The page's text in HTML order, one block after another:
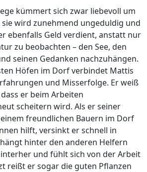
kümmert sich zwar liebevoll um
sie wird zunehmend ungeduldig und
ebenfalls Geld verdient, anstatt nur
zu beobachten – den See, den
seinen Gedanken nachzuhängen.
Höfen im Dorf verbindet Mattis
und Misserfolge. Er weiß
er beim Arbeiten
scheitern wird. Als er seiner
freundlichen Bauern im Dorf
hilft, versinkt er schnell in
hinter den anderen Helfern
und fühlt sich von der Arbeit
reißt er sogar die guten Pflanzen